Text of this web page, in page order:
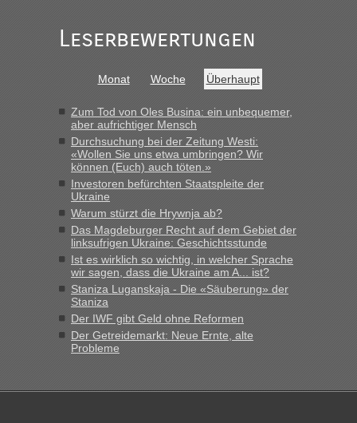
Leserbewertungen
Monat Woche Überhaupt
Zum Tod von Oles Busina: ein unbequemer,
aber aufrichtiger Mensch
Durchsuchung bei der Zeitung Westi:
«Wollen Sie uns etwa umbringen? Wir
können (Euch) auch töten.»
Investoren befürchten Staatspleite der
Ukraine
Warum stürzt die Hrywnja ab?
Das Magdeburger Recht auf dem Gebiet der
linksufrigen Ukraine: Geschichtsstunde
Ist es wirklich so wichtig, in welcher Sprache
wir sagen, dass die Ukraine am A... ist?
Staniza Luganskaja - Die «Säuberung» der
Staniza
Der IWF gibt Geld ohne Reformen
Der Getreidemarkt: Neue Ernte, alte
Probleme